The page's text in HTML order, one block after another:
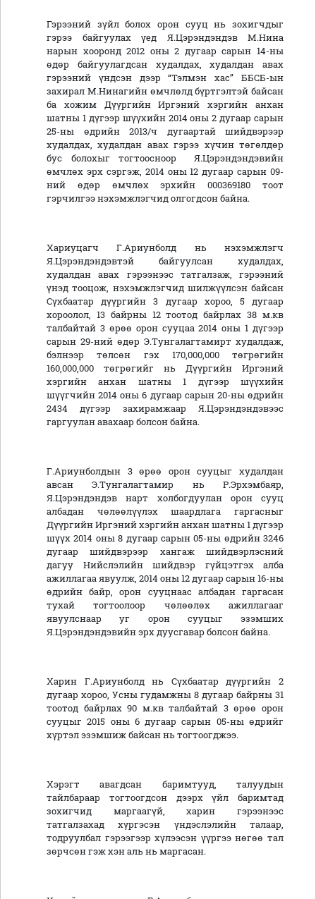
Гэрээний зүйл болох орон сууц нь зохигчдыг
гэрээ байгуулах үед Я.Цэрэндэндэв М.Нина
нарын хооронд 2012 оны 2 дугаар сарын 14-ны
өдөр байгуулагдсан худалдах, худалдан авах
гэрээний үндсэн дээр “Тэлмэн хас” ББСБ-ын
захирал М.Нинагийн өмчлөлд бүртгэлтэй байсан
ба хожим Дүүргийн Иргэний хэргийн анхан
шатны 1 дүгээр шүүхийн 2014 оны 2 дугаар сарын
25-ны өдрийн 2013/ч дугаартай шийдвэрээр
худалдах, худалдан авах гэрээ хүчин төгөлдөр
бус болохыг тогтоосноор Я.Цэрэндэндэвийн
өмчлөх эрх сэргэж, 2014 оны 12 дугаар сарын 09-
ний өдөр өмчлөх эрхийн 000369180 тоот
гэрчилгээ нэхэмжлэгчид олгогдсон байна.
Хариуцагч Г.Ариунболд нь нэхэмжлэгч
Я.Цэрэндэндэвтэй байгуулсан худалдах,
худалдан авах гэрээнээс татгалзаж, гэрээний
үнэд тооцож, нэхэмжлэгчид шилжүүлсэн байсан
Сүхбаатар дүүргийн 3 дугаар хороо, 5 дугаар
хороолол, 13 байрны 12 тоотод байрлах 38 м.кв
талбайтай 3 өрөө орон сууцаа 2014 оны 1 дүгээр
сарын 29-ний өдөр Э.Тунгалагтамирт худалдаж,
бэлнээр төлсөн гэх 170,000,000 төгрөгийн
160,000,000 төгрөгийг нь Дүүргийн Иргэний
хэргийн анхан шатны 1 дүгээр шүүхийн
шүүгчийн 2014 оны 6 дугаар сарын 20-ны өдрийн
2434 дүгээр захирамжаар Я.Цэрэндэндэвээс
гаргуулан авахаар болсон байна.
Г.Ариунболдын 3 өрөө орон сууцыг худалдан
авсан Э.Тунгалагтамир нь Р.Эрхэмбаяр,
Я.Цэрэндэндэв нарт холбогдуулан орон сууц
албадан чөлөөлүүлэх шаардлага гаргасныг
Дүүргийн Иргэний хэргийн анхан шатны 1 дүгээр
шүүх 2014 оны 8 дугаар сарын 05-ны өдрийн 3246
дугаар шийдвэрээр хангаж шийдвэрлэсний
дагуу Нийслэлийн шийдвэр гүйцэтгэх алба
ажиллагаа явуулж, 2014 оны 12 дугаар сарын 16-ны
өдрийн байр, орон сууцнаас албадан гаргасан
тухай тогтоолоор чөлөөлөх ажиллагааг
явуулснаар уг орон сууцыг эзэмших
Я.Цэрэндэндэвийн эрх дуусгавар болсон байна.
Харин Г.Ариунболд нь Сүхбаатар дүүргийн 2
дугаар хороо, Усны гудамжны 8 дугаар байрны 31
тоотод байрлах 90 м.кв талбайтай 3 өрөө орон
сууцыг 2015 оны 6 дугаар сарын 05-ны өдрийг
хүртэл эзэмшиж байсан нь тогтоогджээ.
Хэрэгт авагдсан баримтууд, талуудын
тайлбараар тогтоогдсон дээрх үйл баримтад
зохигчид маргаагүй, харин гэрээнээс
татгалзахад хүргэсэн үндэслэлийн талаар,
тодруулбал гэрээгээр хүлээсэн үүргээ нөгөө тал
зөрчсөн гэж хэн аль нь маргасан.